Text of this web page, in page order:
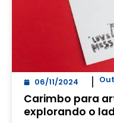
06/11/2024
Carimbo para
explorando o